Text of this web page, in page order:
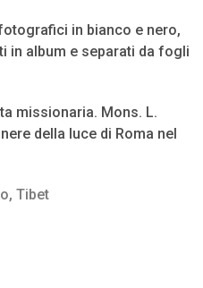
in bianco e nero,
in album e separati da fogli
missionaria. Mons. L.
della luce di Roma nel
, Tibet